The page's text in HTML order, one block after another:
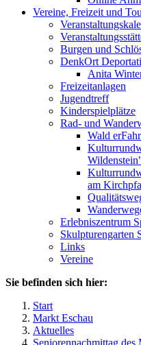
Vereine, Freizeit und
Burgen und
DenkOrt
Anita
Freizeitanlagen
Jugendtreff
Kinderspielplätze
Rad- und
Wald
am
Erlebniszentrum
Skulpturengarten
Links
Vereine
Sie befinden sich hier:
Start
Markt Eschau
Aktuelles
Seniorennachmittag des